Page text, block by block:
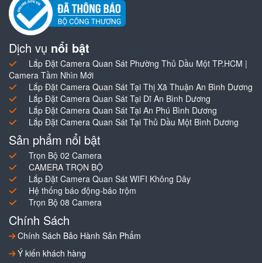
Dịch vụ nổi bật
Lắp Đặt Camera Quan Sát Phường Thủ Dầu Một TP.HCM |
Camera Tầm Nhìn Mới
Lắp Đặt Camera Quan Sát Tại Thị Xã Thuận An Bình Dương
Lắp Đặt Camera Quan Sát Tại Dĩ An Bình Dương
Lắp Đặt Camera Quan Sát Tại An Phú Bình Dương
Lắp Đặt Camera Quan Sát Tại Thủ Dầu Một Bình Dương
Sản phẩm nổi bật
Trọn Bộ 02 Camera
CAMERA TRỌN BỘ
Lắp Đặt Camera Quan Sát WIFI Không Dây
Hệ thống báo động-báo trộm
Trọn Bộ 08 Camera
Chính Sách
Chính Sách Bảo Hành Sản Phẩm
Ý kiến khách hàng